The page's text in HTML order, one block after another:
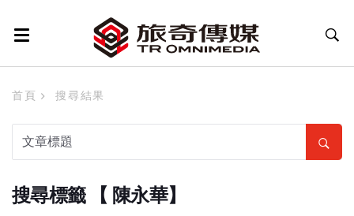
首頁 搜尋結果
搜尋標籤 【 陳永華】